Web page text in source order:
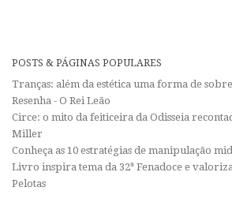
POSTS & PÁGINAS POPULARES
Tranças: além da estética uma forma de
Resenha - O Rei Leão
Circe: o mito da feiticeira da Odisseia
Miller
Conheça as 10 estratégias de manipulação
Livro inspira tema da 32ª Fenadoce e
Pelotas